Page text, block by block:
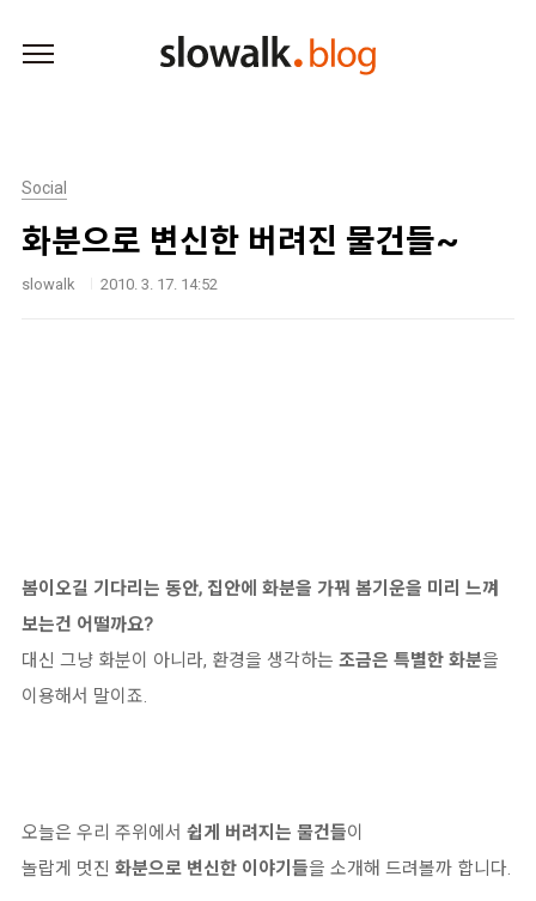
Social
화분으로 변신한 버려진 물건들~
slowalk 2010. 3. 17. 14:52
봄이오길 기다리는 동안, 집안에 화분을 가꿔 봄기운을 미리 느껴
보는건 어떨까요?
대신 그냥 화분이 아니라, 환경을 생각하는 조금은 특별한 화분을
이용해서 말이죠.
오늘은 우리 주위에서 쉽게 버려지는 물건들이
놀랍게 멋진 화분으로 변신한 이야기들을 소개해 드려볼까 합니다.